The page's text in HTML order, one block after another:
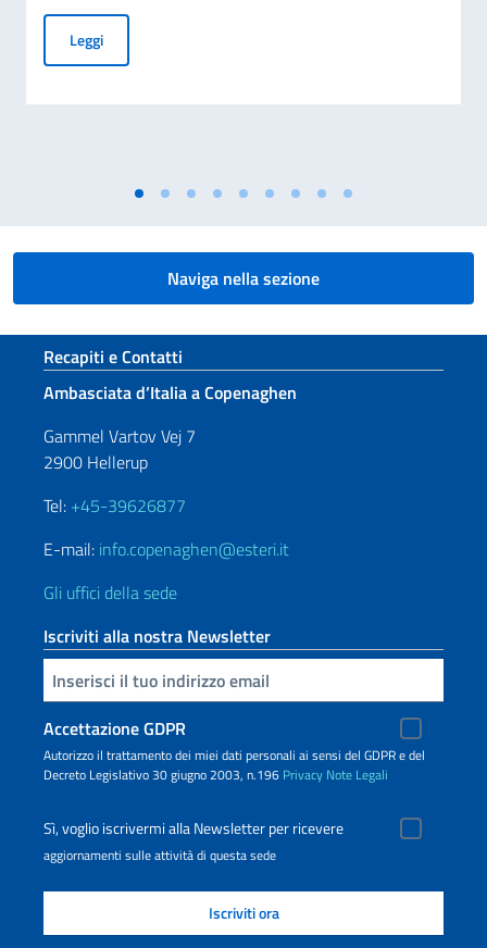
LeggiElezioni dei COMITES 2026
Naviga nella sezione
Sezione footer
Recapiti e Contatti
Ambasciata d’Italia a Copenaghen
Gammel Vartov Vej 7
2900 Hellerup
Tel: +45-39626877
E-mail: info.copenaghen@esteri.it
Gli uffici della sede
Iscriviti alla nostra Newsletter
Inserisci la tua email
Accettazione GDPR
Autorizzo il trattamento dei miei dati personali ai sensi del GDPR e del
Decreto Legislativo 30 giugno 2003, n.196 Privacy Note Legali
Sì, voglio iscrivermi alla Newsletter per ricevere
aggiornamenti sulle attività di questa sede